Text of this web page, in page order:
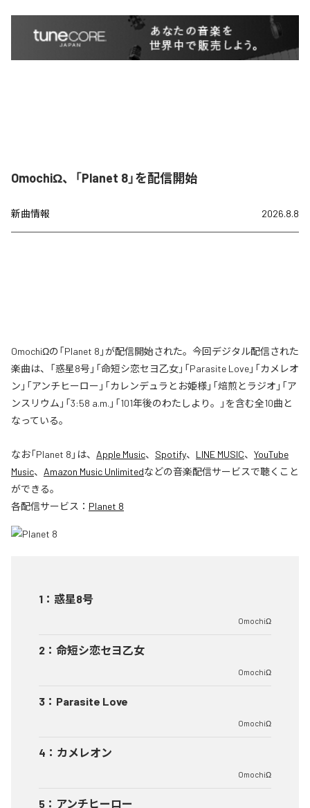
OmochiΩ、「Planet 8」を配信開始
新曲情報 2026.8.8
OmochiΩの「Planet 8」が配信開始された。今回デジタル配信された
楽曲は、「惑星8号」「命短シ恋セヨ乙女」「Parasite Love」「カメレオ
ン」「アンチヒーロー」「カレンデュラとお姫様」「焙煎とラジオ」「ア
ンスリウム」「3:58 a.m.」「101年後のわたしより。」を含む全10曲と
なっている。
なお「Planet 8 」は、 Apple Music、 Spotify、 LINE MUSIC、 YouTube
Music、 Amazon Music Unlimitedなどの音楽配信サービスで聴くこと
ができる。
各配信サービス： Planet 8
1 ： 惑星8号
OmochiΩ
2 ： 命短シ恋セヨ乙女
OmochiΩ
3 ： Parasite Love
OmochiΩ
4 ： カメレオン
OmochiΩ
5 ： アンチヒーロー